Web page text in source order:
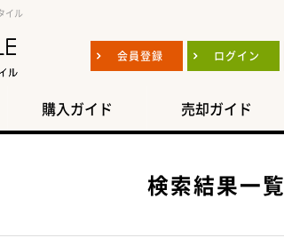
イル
会員登録 ログイン
購入ガイド 売却ガイド
検索結果一覧